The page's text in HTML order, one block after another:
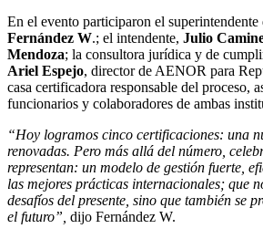
En el evento participaron el superintendente
Fernández W.; el intendente, Julio
Mendoza; la consultora jurídica y de
Ariel Espejo, director de AENOR para
casa certificadora responsable del proceso,
funcionarios y colaboradores de ambas
“Hoy logramos cinco certificaciones: una
renovadas. Pero más allá del número,
representan: un modelo de gestión fuerte,
las mejores prácticas internacionales; que
desafíos del presente, sino que también se
el futuro”, dijo Fernández W.